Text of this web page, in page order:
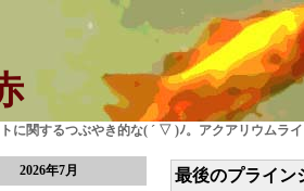
に関するつぶやき的な( ´ ▽ )ﾉ。アクアリウムラ
2026年7月 最後のプライン